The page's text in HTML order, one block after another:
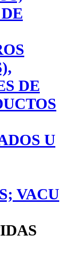
DE
U
VACU